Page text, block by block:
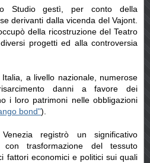
Studio gestì, per conto della
derivanti dalla vicenda del Vajont.
della ricostruzione del Teatro
progetti ed alla controversia
a livello nazionale, numerose
danni a favore dei
i loro patrimoni nelle obbligazioni
bond").
registrò un significativo
con trasformazione del tessuto
fattori economici e politici sui quali